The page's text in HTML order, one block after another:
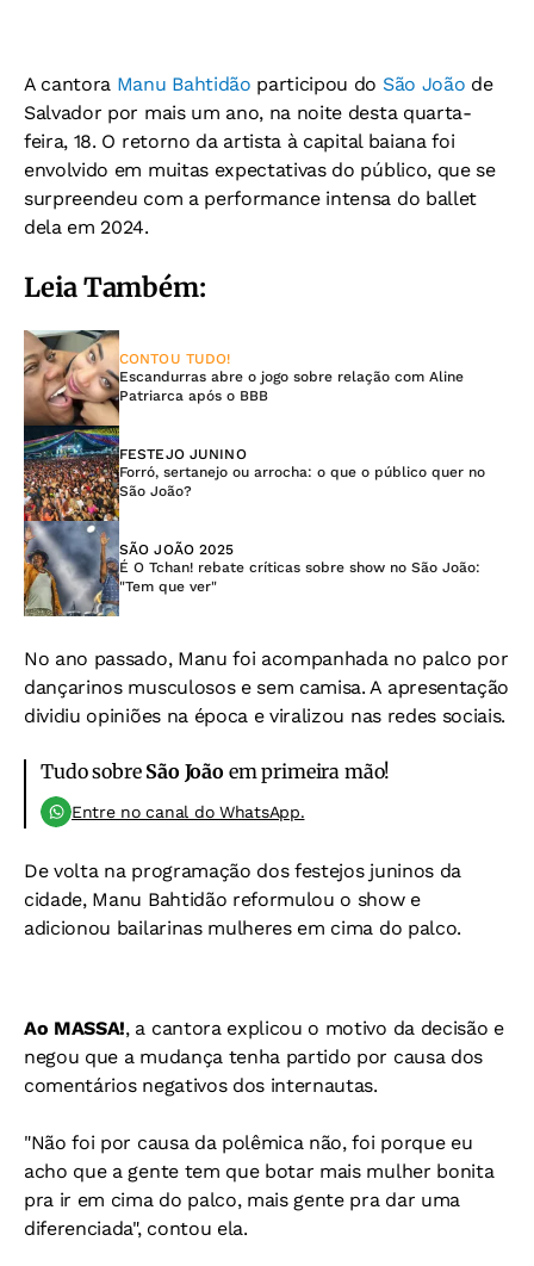
A cantora Manu Bahtidão participou do São João de
Salvador por mais um ano, na noite desta quarta-
feira, 18. O retorno da artista à capital baiana foi
envolvido em muitas expectativas do público, que se
surpreendeu com a performance intensa do ballet
dela em 2024.
Leia Também:
CONTOU TUDO!
Escandurras abre o jogo sobre relação com Aline
Patriarca após o BBB
FESTEJO JUNINO
Forró, sertanejo ou arrocha: o que o público quer no
São João?
SÃO JOÃO 2025
É O Tchan! rebate críticas sobre show no São João:
"Tem que ver"
No ano passado, Manu foi acompanhada no palco por
dançarinos musculosos e sem camisa. A apresentação
dividiu opiniões na época e viralizou nas redes sociais.
Tudo sobre São João em primeira mão!
Entre no canal do WhatsApp.
De volta na programação dos festejos juninos da
cidade, Manu Bahtidão reformulou o show e
adicionou bailarinas mulheres em cima do palco.
Ao MASSA!, a cantora explicou o motivo da decisão e
negou que a mudança tenha partido por causa dos
comentários negativos dos internautas.
"Não foi por causa da polêmica não, foi porque eu
acho que a gente tem que botar mais mulher bonita
pra ir em cima do palco, mais gente pra dar uma
diferenciada", contou ela.